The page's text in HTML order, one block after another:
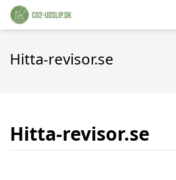
Hitta-revisor.se
Hitta-revisor.se